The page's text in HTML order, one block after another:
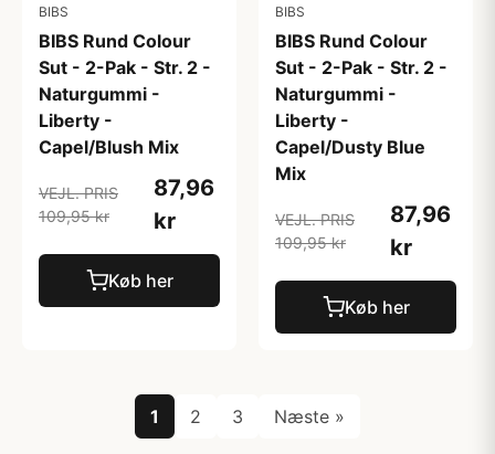
BIBS
BIBS Rund Colour
Sut - 2-Pak - Str. 2 -
Naturgummi -
Liberty -
Capel/Blush Mix
VEJL. PRIS
109,95 kr
87,96
kr
Køb her
BIBS
BIBS Rund Colour
Sut - 2-Pak - Str. 2 -
Naturgummi -
Liberty -
Capel/Dusty Blue
Mix
VEJL. PRIS
109,95 kr
87,96
kr
Køb her
1 2 3 Næste »